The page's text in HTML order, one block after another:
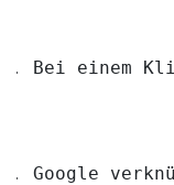
Bei einem
Google